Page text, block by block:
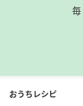
おうちレシピ